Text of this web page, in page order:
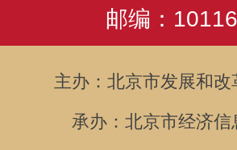
邮编：
主办：北京市发展和改
承办：北京市经济信